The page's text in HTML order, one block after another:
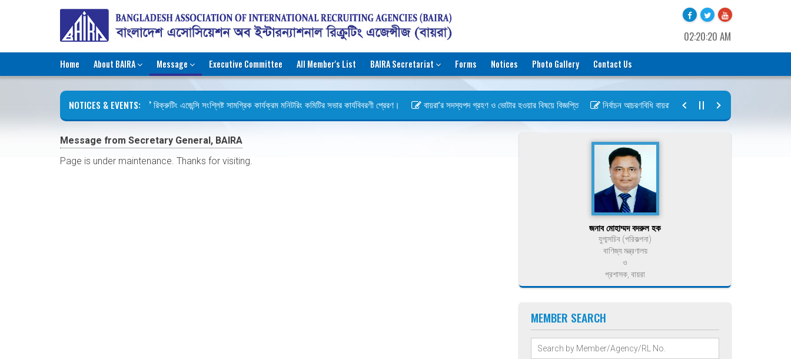
02:20:20 AM
Home About BAIRA Message Executive Committee All Member's List BAIRA Secretariat Forms Notices Photo Gallery Contact Us
NOTICES & EVENTS: রিক্রুটিং এজেন্সি সংশ্লিষ্ট সামগ্রিক কার্যক্রম মনিটরিং কমিটির সভার কার্যবিবরণী প্রেরণ। বায়রা’র সদস্যপদ গ্রহণ ও ভোটার হওয়ার বিষয়ে বিজ্ঞপ্তি নির্বাচন আচরণবিধি বায়রা ২০২৬-২০২৮
Message from Secretary General, BAIRA
Page is under maintenance. Thanks for visiting.
জনাব মোহাম্মদ বদরুল হক
যুগ্মসচিব (পরিকল্পনা)
বাণিজ্য মন্ত্রণালয়
ও
প্রশাসক, বায়রা
MEMBER SEARCH